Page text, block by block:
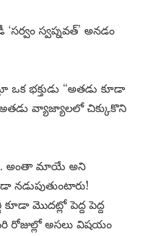
స్వప్నవత్’ అనడం
ఒక భక్తుడు “అతడు కూడా
వ్యాజ్యాలలో చిక్కుకొని
అంతా మాయే అని
నడుపుతుంటారు!
మొదట్లో పెద్ద పెద్ద
రోజుల్లో అసలు విషయం